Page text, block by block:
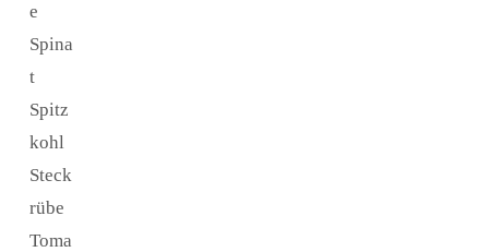
e
Spina
t
Spitz
kohl
Steck
rübe
Toma